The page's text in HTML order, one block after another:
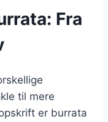
Fra
til mere
er burrata